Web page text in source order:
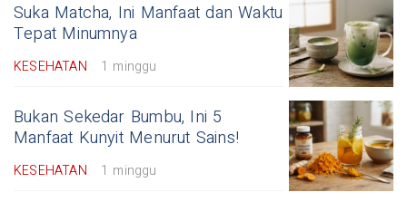
Suka Matcha, Ini Manfaat dan Waktu
Tepat Minumnya
KESEHATAN 1 minggu
Bukan Sekedar Bumbu, Ini 5
Manfaat Kunyit Menurut Sains!
KESEHATAN 1 minggu